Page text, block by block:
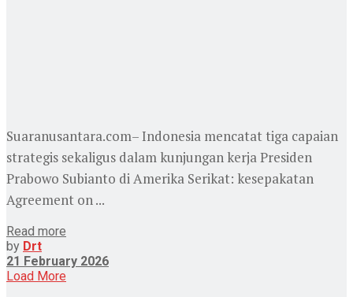
Suaranusantara.com– Indonesia mencatat tiga capaian
strategis sekaligus dalam kunjungan kerja Presiden
Prabowo Subianto di Amerika Serikat: kesepakatan
Agreement on ...
Read more
by Drt
21 February 2026
Load More